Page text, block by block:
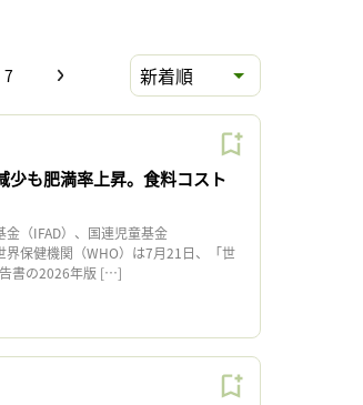
7 新着順
少も肥満率上昇。食料コスト
（IFAD）、国連児童基金
界保健機関（WHO）は7月21日、「世
書の2026年版 […]